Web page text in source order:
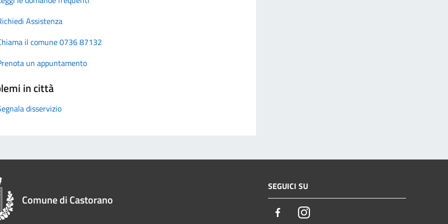
Assistenza
il comune 0736 87132
un appuntamento
in città
disservizio
Comune di Castorano
SEGUICI SU
FacebookInstagram